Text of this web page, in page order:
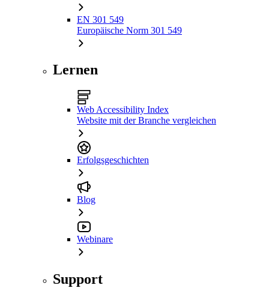
EN 301 549
Europäische Norm 301 549
Lernen
Web Accessibility Index
Website mit der Branche vergleichen
Erfolgsgeschichten
Blog
Webinare
Support